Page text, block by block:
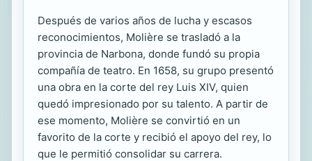
Después de varios años de lucha y escasos
reconocimientos, Molière se trasladó a la
provincia de Narbona, donde fundó su propia
compañía de teatro. En 1658, su grupo presentó
una obra en la corte del rey Luis XIV, quien
quedó impresionado por su talento. A partir de
ese momento, Molière se convirtió en un
favorito de la corte y recibió el apoyo del rey, lo
que le permitió consolidar su carrera.